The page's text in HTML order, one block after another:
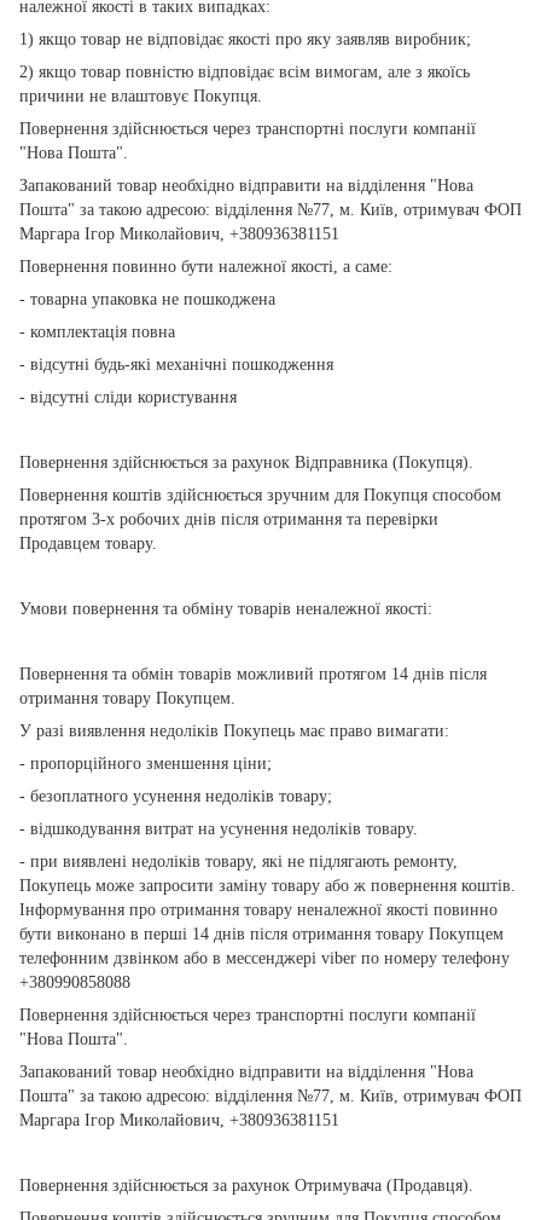
належної якості в таких випадках:
1) якщо товар не відповідає якості про яку заявляв виробник;
2) якщо товар повністю відповідає всім вимогам, але з якоїсь
причини не влаштовує Покупця.
Повернення здійснюється через транспортні послуги компанії
"Нова Пошта".
Запакований товар необхідно відправити на відділення "Нова
Пошта" за такою адресою: відділення №77, м. Київ, отримувач ФОП
Маргара Ігор Миколайович, +380936381151
Повернення повинно бути належної якості, а саме:
- товарна упаковка не пошкоджена
- комплектація повна
- відсутні будь-які механічні пошкодження
- відсутні сліди користування
Повернення здійснюється за рахунок Відправника (Покупця).
Повернення коштів здійснюється зручним для Покупця способом
протягом 3-х робочих днів після отримання та перевірки
Продавцем товару.
Умови повернення та обміну товарів неналежної якості:
Повернення та обмін товарів можливий протягом 14 днів після
отримання товару Покупцем.
У разі виявлення недоліків Покупець має право вимагати:
- пропорційного зменшення ціни;
- безоплатного усунення недоліків товару;
- відшкодування витрат на усунення недоліків товару.
- при виявлені недоліків товару, які не підлягають ремонту,
Покупець може запросити заміну товару або ж повернення коштів.
Інформування про отримання товару неналежної якості повинно
бути виконано в перші 14 днів після отримання товару Покупцем
телефонним дзвінком або в мессенджері viber по номеру телефону
+380990858088
Повернення здійснюється через транспортні послуги компанії
"Нова Пошта".
Запакований товар необхідно відправити на відділення "Нова
Пошта" за такою адресою: відділення №77, м. Київ, отримувач ФОП
Маргара Ігор Миколайович, +380936381151
Повернення здійснюється за рахунок Отримувача (Продавця).